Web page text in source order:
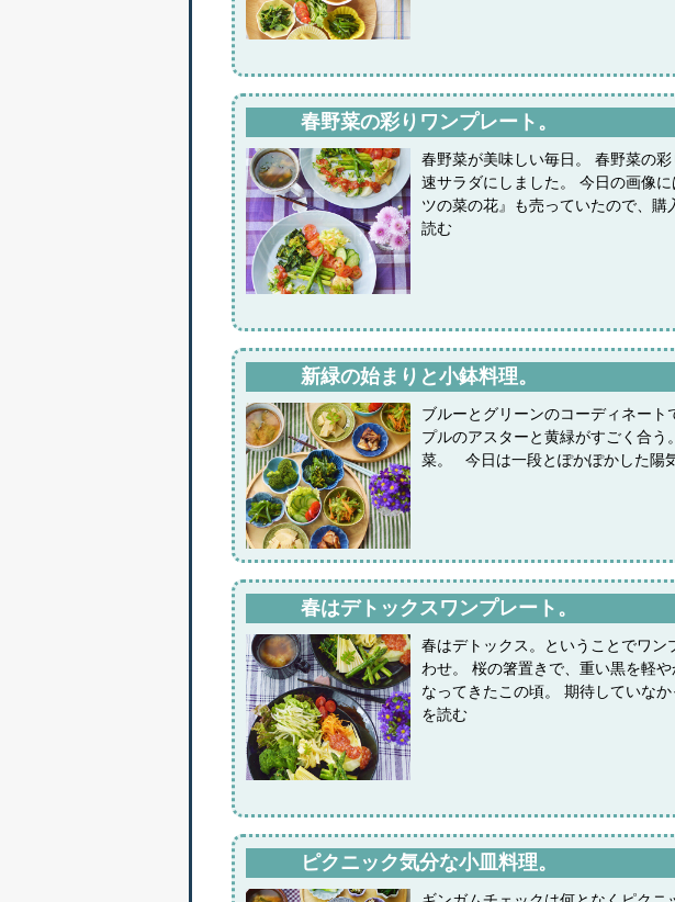
春野菜の彩りワンプレート。
春野菜が美味しい毎日。 春野菜の
速サラダにしました。 今日の画像
ツの菜の花』も売っていたので、
読む
新緑の始まりと小鉢料理。
ブルーとグリーンのコーディネー
プルのアスターと黄緑がすごく合
菜。 今日は一段とぽかぽかした陽
春はデトックスワンプレート。
春はデトックス。ということでワ
わせ。 桜の箸置きで、重い黒を軽
なってきたこの頃。 期待していな
を読む
ピクニック気分な小皿料理。